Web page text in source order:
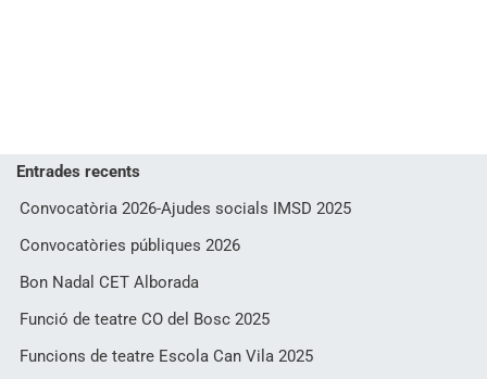
Entrades recents
Convocatòria 2026-Ajudes socials IMSD 2025
Convocatòries públiques 2026
Bon Nadal CET Alborada
Funció de teatre CO del Bosc 2025
Funcions de teatre Escola Can Vila 2025